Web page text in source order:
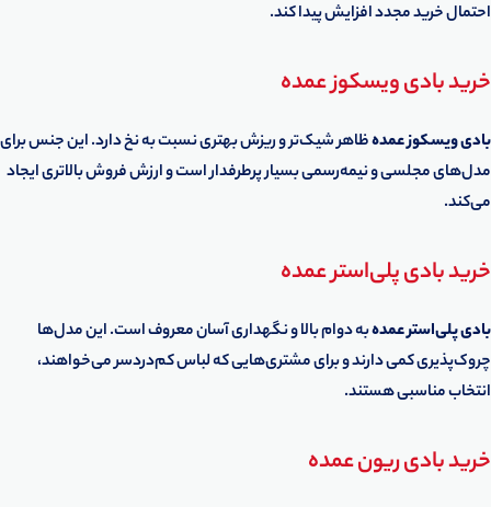
احتمال خرید مجدد افزایش پیدا کند.
خرید بادی ویسکوز عمده
بادی ویسکوز عمدهظاهر شیک‌تر و ریزش بهتری نسبت به نخ دارد. این جنس برای
مدل‌های مجلسی و نیمه‌رسمی بسیار پرطرفدار است و ارزش فروش بالاتری ایجاد
می‌کند.
خرید بادی پلی‌استر عمده
بادی پلی‌استر عمدهبه دوام بالا و نگهداری آسان معروف است. این مدل‌ها
چروک‌پذیری کمی دارند و برای مشتری‌هایی که لباس کم‌دردسر می‌خواهند،
انتخاب مناسبی هستند.
خرید بادی ریون عمده